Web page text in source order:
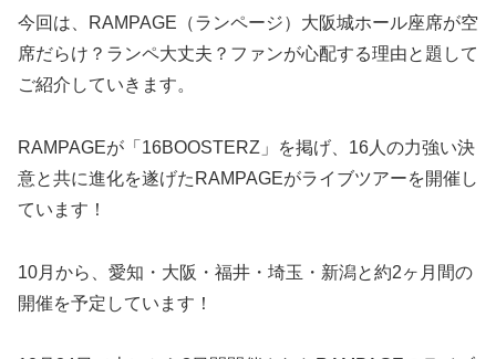
今回は、RAMPAGE（ランページ）大阪城ホール座席が空
席だらけ？ランペ大丈夫？ファンが心配する理由と題して
ご紹介していきます。
RAMPAGEが「16BOOSTERZ」を掲げ、16人の力強い決
意と共に進化を遂げたRAMPAGEがライブツアーを開催し
ています！
10月から、愛知・大阪・福井・埼玉・新潟と約2ヶ月間の
開催を予定しています！